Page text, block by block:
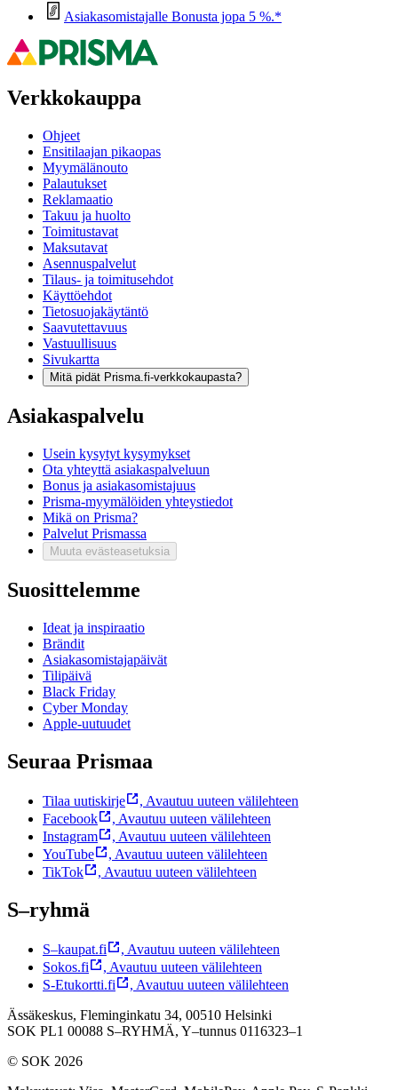
Asiakasomistajalle Bonusta jopa 5 %.*
Verkkokauppa
Ohjeet
Ensitilaajan pikaopas
Myymälänouto
Palautukset
Reklamaatio
Takuu ja huolto
Toimitustavat
Maksutavat
Asennuspalvelut
Tilaus- ja toimitusehdot
Käyttöehdot
Tietosuojakäytäntö
Saavutettavuus
Vastuullisuus
Sivukartta
Mitä pidät Prisma.fi-verkkokaupasta?
Asiakaspalvelu
Usein kysytyt kysymykset
Ota yhteyttä asiakaspalveluun
Bonus ja asiakasomistajuus
Prisma-myymälöiden yhteystiedot
Mikä on Prisma?
Palvelut Prismassa
Muuta evästeasetuksia
Suosittelemme
Ideat ja inspiraatio
Brändit
Asiakasomistajapäivät
Tilipäivä
Black Friday
Cyber Monday
Apple-uutuudet
Seuraa Prismaa
Tilaa uutiskirje , Avautuu uuteen välilehteen
Facebook
, Avautuu uuteen välilehteen
Instagram
, Avautuu uuteen välilehteen
YouTube
, Avautuu uuteen välilehteen
TikTok
, Avautuu uuteen välilehteen
S–ryhmä
S–kaupat.fi , Avautuu uuteen välilehteen
Sokos.fi
, Avautuu uuteen välilehteen
S-Etukortti.fi
, Avautuu uuteen välilehteen
Ässäkeskus, Fleminginkatu 34, 00510 Helsinki
SOK PL1 00088 S–RYHMÄ, Y–tunnus 0116323–1
© SOK 2026